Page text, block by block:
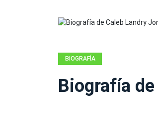
BIOGRAFÍA
Biografía